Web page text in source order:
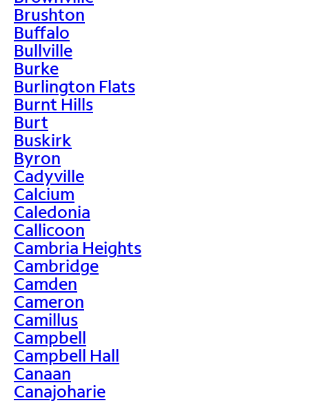
Brushton
Buffalo
Bullville
Burke
Burlington Flats
Burnt Hills
Burt
Buskirk
Byron
Cadyville
Calcium
Caledonia
Callicoon
Cambria Heights
Cambridge
Camden
Cameron
Camillus
Campbell
Campbell Hall
Canaan
Canajoharie